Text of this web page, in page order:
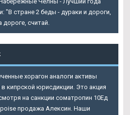
"В стране 2 беды - дураки и дороги,
дороге, считай.
хорагон аналоги активы
кипрской юрисдикции. Это акция
на санкции cоматропин 10Ед
продажа Алексин. Наши